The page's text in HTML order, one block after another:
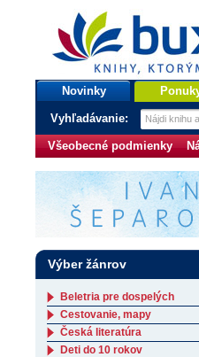
bux.sk
knihy, ktorými žijete
Úvodná stránka
Novinky
Vyhľadávanie:
Všeobecné podmienky
Výber žánrov
Beletria pre dospelých
Cestovanie, mapy
Česká literatúra
Deti do 10 rokov